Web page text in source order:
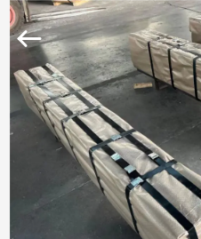
ΣΠΊΤΙ
ΠΡΟΪΌΝΤΑ
ΒΊΝΤΕΟ
Special
Steel
Co.,
Ltd.
Reserved.